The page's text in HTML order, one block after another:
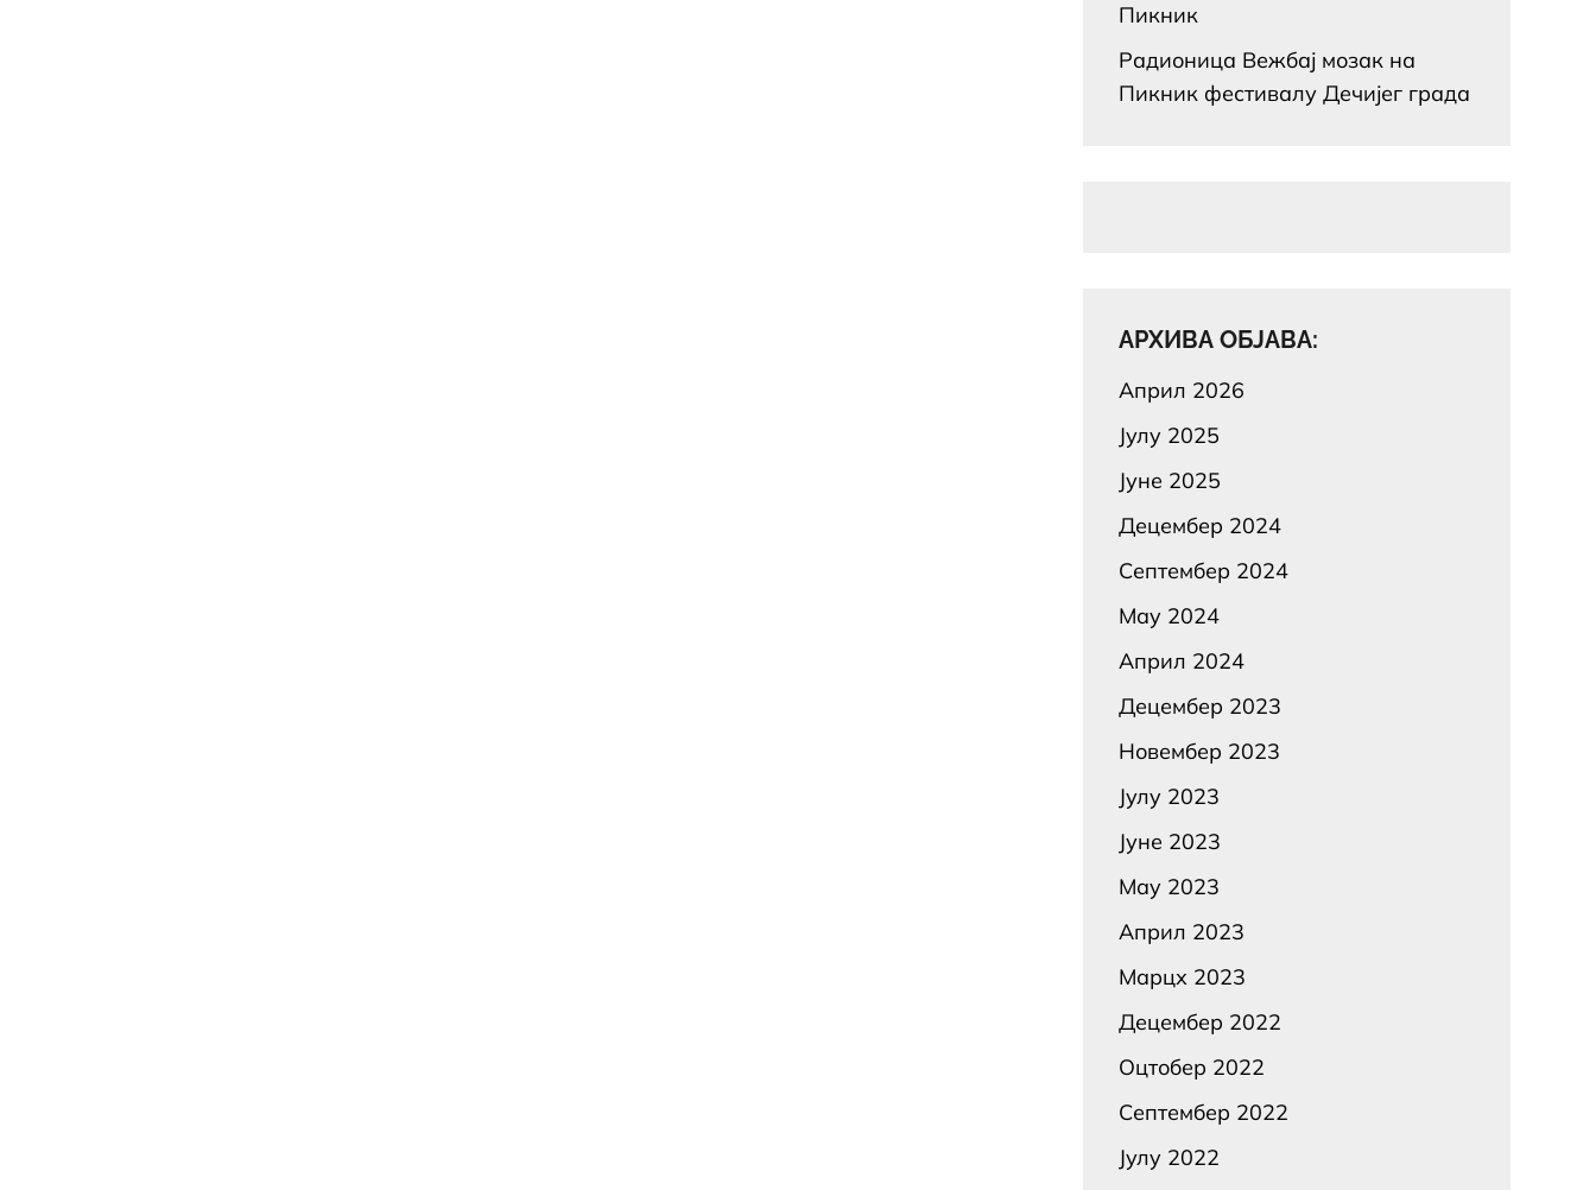
Пикник
Радионица Вежбај мозак на
Пикник фестивалу Дечијег града
АРХИВА ОБЈАВА:
Април 2026
Јулy 2025
Јуне 2025
Децембер 2024
Септембер 2024
Маy 2024
Април 2024
Децембер 2023
Новембер 2023
Јулy 2023
Јуне 2023
Маy 2023
Април 2023
Марцх 2023
Децембер 2022
Оцтобер 2022
Септембер 2022
Јулy 2022